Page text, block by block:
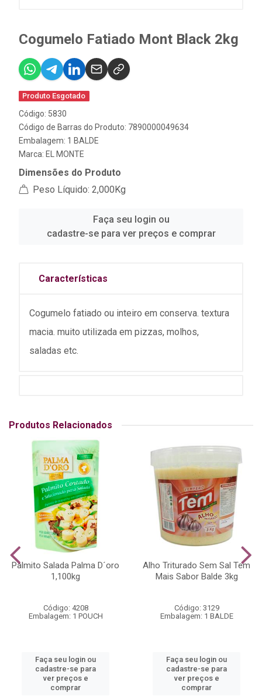
Cogumelo Fatiado Mont Black 2kg
Produto Esgotado
Código: 5830
Código de Barras do Produto: 7890000049634
Embalagem: 1 BALDE
Marca: EL MONTE
Dimensões do Produto
Peso Líquido: 2,000Kg
Faça seu login ou
cadastre-se para ver preços e comprar
Características
Cogumelo fatiado ou inteiro em conserva. textura
macia. muito utilizada em pizzas, molhos,
saladas etc.
Produtos Relacionados
Palmito Salada Palma D´oro
1,100kg
Código: 4208
Embalagem: 1 POUCH
Faça seu login ou
cadastre-se para
ver preços e
comprar
Alho Triturado Sem Sal Tem
Mais Sabor Balde 3kg
Código: 3129
Embalagem: 1 BALDE
Faça seu login ou
cadastre-se para
ver preços e
comprar